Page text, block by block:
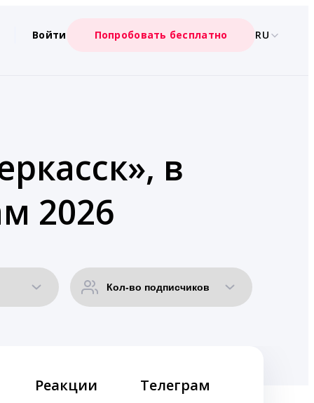
Войти Попробовать бесплатно RU
в
2026
Реакции Телеграм